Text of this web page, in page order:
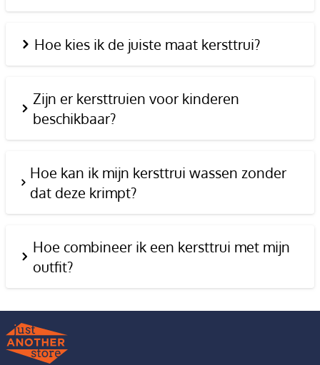
Hoe kies ik de juiste maat kersttrui?
Zijn er kersttruien voor kinderen
beschikbaar?
Hoe kan ik mijn kersttrui wassen zonder
dat deze krimpt?
Hoe combineer ik een kersttrui met mijn
outfit?